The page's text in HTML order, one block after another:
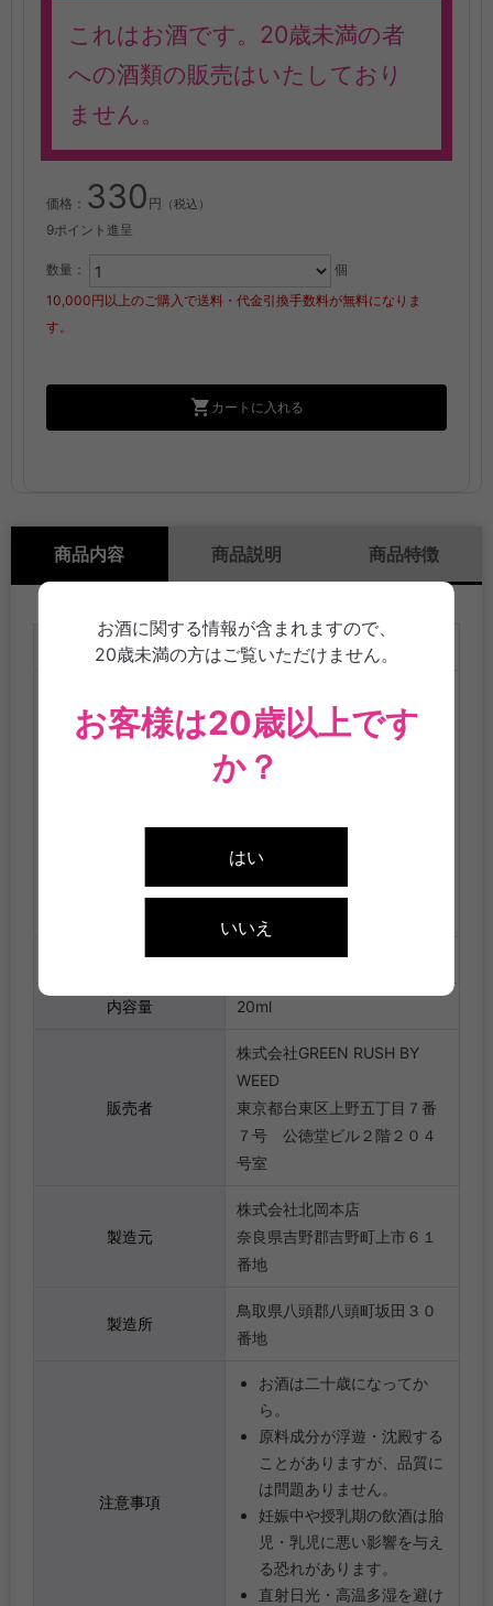
お酒に関する情報が含まれますので、
20歳未満の方はご覧いただけません。
お客様は20歳以上です
か？
はい
いいえ
これはお酒です。20歳未満の者
への酒類の販売はいたしており
ません。
価格： 330 円 （税込）
9ポイント進呈
数量：
個
10,000円以上のご購入で送料・代金引換手数料が無料になりま
す。
カートに入れる
商品内容 商品説明 商品特徴
品目 リキュール
造）、糖類（砂糖、果糖）、
乳製品、緑茶エキス、食塩／
剤、増粘多糖類、香料、ｐH調
整剤、着色料（黄色4号、黄色
5号、青色1号）※原材料一部
アルコール分 15度
内容量 20ml
販売者
株式会社GREEN RUSH BY
WEED
東京都台東区上野五丁目７番
７号 公徳堂ビル２階２０４
号室
製造元
株式会社北岡本店
奈良県吉野郡吉野町上市６１
番地
製造所
鳥取県八頭郡八頭町坂田３０
番地
注意事項
お酒は二十歳になってか
ら。
原料成分が浮遊・沈殿する
ことがありますが、品質に
は問題ありません。
妊娠中や授乳期の飲酒は胎
児・乳児に悪い影響を与え
る恐れがあります。
直射日光・高温多湿を避け